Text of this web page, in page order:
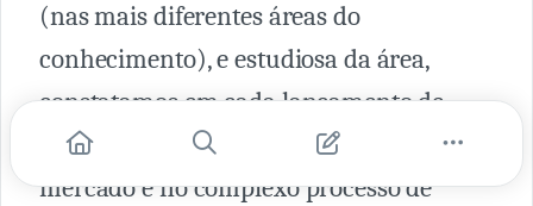
(nas mais diferentes áreas do
conhecimento), e estudiosa da área,
constatamos em cada lançamento de
produto, em cada nova tendência de
mercado e no complexo processo de